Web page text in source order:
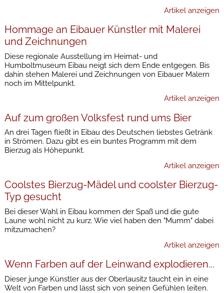
Artikel anzeigen
Hommage an Eibauer Künstler mit Malerei
und Zeichnungen
Diese regionale Ausstellung im Heimat- und
Humboltmuseum Eibau neigt sich dem Ende entgegen. Bis
dahin stehen Malerei und Zeichnungen von Eibauer Malern
noch im Mittelpunkt.
Artikel anzeigen
Auf zum großen Volksfest rund ums Bier
An drei Tagen fließt in Eibau des Deutschen liebstes Getränk
in Strömen. Dazu gibt es ein buntes Programm mit dem
Bierzug als Höhepunkt.
Artikel anzeigen
Coolstes Bierzug-Mädel und coolster Bierzug-
Typ gesucht
Bei dieser Wahl in Eibau kommen der Spaß und die gute
Laune wohl nicht zu kurz. Wie viel haben den "Mumm" dabei
mitzumachen?
Artikel anzeigen
Wenn Farben auf der Leinwand explodieren...
Dieser junge Künstler aus der Oberlausitz taucht ein in eine
Welt von Farben und lässt sich von seinen Gefühlen leiten.